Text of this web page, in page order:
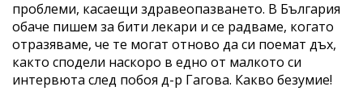
проблеми, касаещи здравеопазването. В България
обаче пишем за бити лекари и се радваме, когато
отразяваме, че те могат отново да си поемат дъх,
както сподели наскоро в едно от малкото си
интервюта след побоя д-р Гагова. Какво безумие!